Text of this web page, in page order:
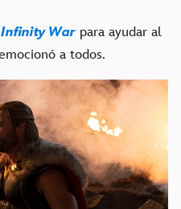
Infinity War para ayudar al
a todos.